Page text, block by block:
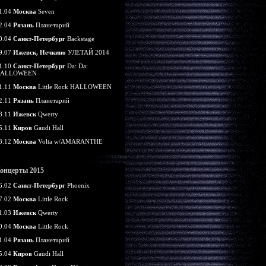
Москва Seven
Рязань Планетарий
Санкт-Петербург Backstage
Ижевск, Нечкино УЛЕТАЙ 2014
Санкт-Петербург Da: Da:
Москва Little Rock HALLOWEEN
Рязань Планетарий
Ижевск Qwerty
Киров Gaudi Hall
Москва Volta w/AMARANTHE
2015
Санкт-Петербург Phoenix
Москва Little Rock
Ижевск Qwerty
Москва Little Rock
Рязань Планетарий
Киров Gaudi Hall